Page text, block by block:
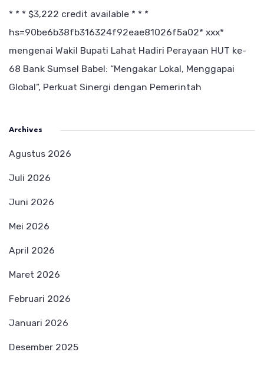
* * * $3,222 credit available * * *
hs=90be6b38fb316324f92eae81026f5a02* ххх*
mengenai Wakil Bupati Lahat Hadiri Perayaan HUT ke-
68 Bank Sumsel Babel: “Mengakar Lokal, Menggapai
Global”, Perkuat Sinergi dengan Pemerintah
Archives
Agustus 2026
Juli 2026
Juni 2026
Mei 2026
April 2026
Maret 2026
Februari 2026
Januari 2026
Desember 2025